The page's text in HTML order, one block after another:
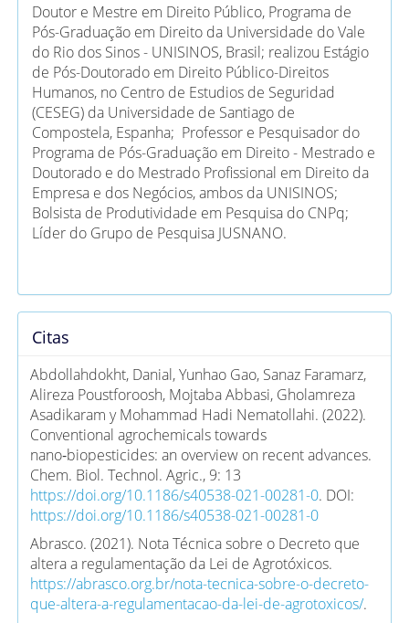
Doutor e Mestre em Direito Público, Programa de
Pós-Graduação em Direito da Universidade do Vale
do Rio dos Sinos - UNISINOS, Brasil; realizou Estágio
de Pós-Doutorado em Direito Público-Direitos
Humanos, no Centro de Estudios de Seguridad
(CESEG) da Universidade de Santiago de
Compostela, Espanha; Professor e Pesquisador do
Programa de Pós-Graduação em Direito - Mestrado e
Doutorado e do Mestrado Profissional em Direito da
Empresa e dos Negócios, ambos da UNISINOS;
Bolsista de Produtividade em Pesquisa do CNPq;
Líder do Grupo de Pesquisa JUSNANO.
Citas
Abdollahdokht, Danial, Yunhao Gao, Sanaz Faramarz,
Alireza Poustforoosh, Mojtaba Abbasi, Gholamreza
Asadikaram y Mohammad Hadi Nematollahi. (2022).
Conventional agrochemicals towards
nano‑biopesticides: an overview on recent advances.
Chem. Biol. Technol. Agric., 9: 13
https://doi.org/10.1186/s40538-021-00281-0. DOI:
https://doi.org/10.1186/s40538-021-00281-0
Abrasco. (2021). Nota Técnica sobre o Decreto que
altera a regulamentação da Lei de Agrotóxicos.
https://abrasco.org.br/nota-tecnica-sobre-o-decreto-
que-altera-a-regulamentacao-da-lei-de-agrotoxicos/.